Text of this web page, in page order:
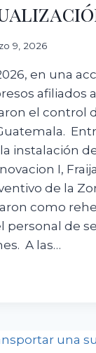
9, 2026
en una
afiliados
el control
instalación
I,
de la
como
personal de
A las…